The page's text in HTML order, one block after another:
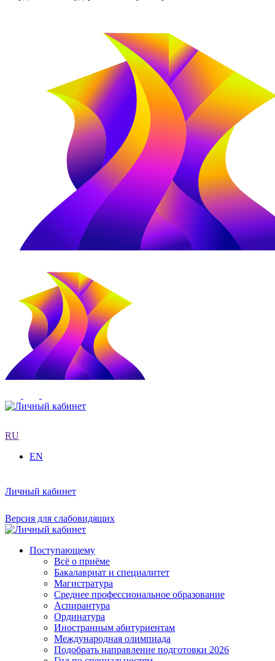
RU
EN
Личный кабинет
Версия для слабовидящих
Поступающему
Всё о приёме
Бакалавриат и специалитет
Магистратура
Среднее профессиональное образование
Аспирантура
Ординатура
Иностранным абитуриентам
Международная олимпиада
Подобрать направление подготовки 2026